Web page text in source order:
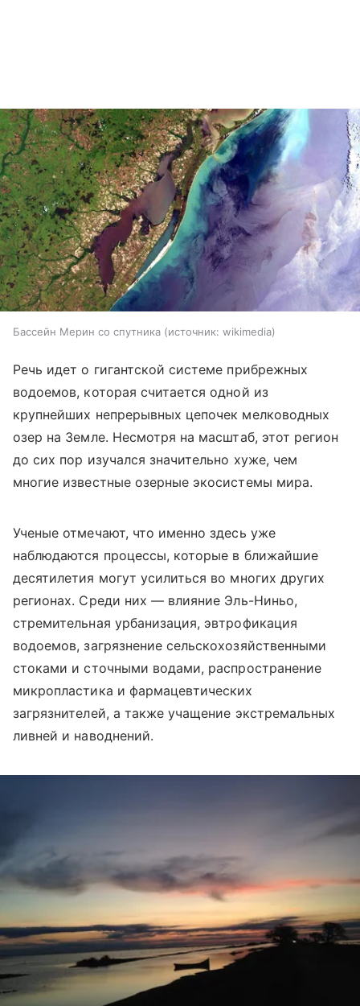
Бассейн Мерин со спутника источник: wikimedia
Речь идет о гигантской системе прибрежных
водоемов, которая считается одной из
крупнейших непрерывных цепочек мелководных
озер на Земле. Несмотря на масштаб, этот регион
до сих пор изучался значительно хуже, чем
многие известные озерные экосистемы мира.
Ученые отмечают, что именно здесь уже
наблюдаются процессы, которые в ближайшие
десятилетия могут усилиться во многих других
регионах. Среди них — влияние Эль-Ниньо,
стремительная урбанизация, эвтрофикация
водоемов, загрязнение сельскохозяйственными
стоками и сточными водами, распространение
микропластика и фармацевтических
загрязнителей, а также учащение экстремальных
ливней и наводнений.